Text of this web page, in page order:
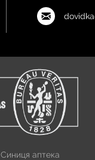
Синиця аптека